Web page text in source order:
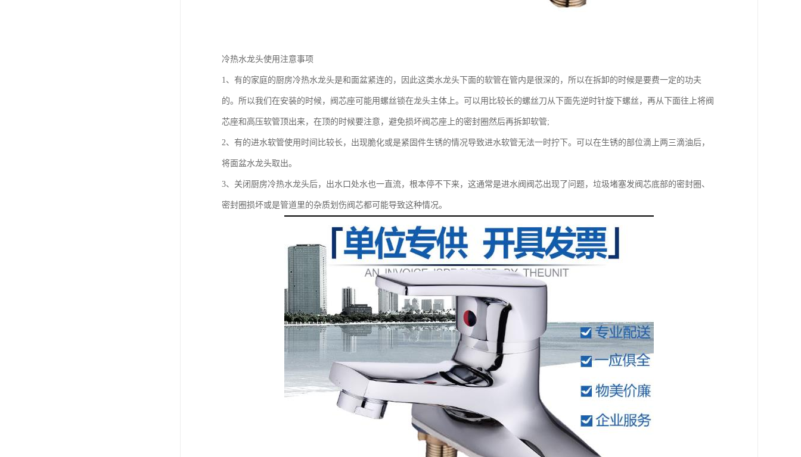
冷热水龙头使用注意事项
1、有的家庭的厨房冷热水龙头是和面盆紧连的，因此这类水龙头下面的软管在管内是很深的，所以在拆卸的时候是要费一定的功夫
的。所以我们在安装的时候，阀芯座可能用螺丝锁在龙头主体上。可以用比较长的螺丝刀从下面先逆时针旋下螺丝，再从下面往上将阀
芯座和高压软管顶出来，在顶的时候要注意，避免损坏阀芯座上的密封圈然后再拆卸软管;
2、有的进水软管使用时间比较长，出现脆化或是紧固件生锈的情况导致进水软管无法一时拧下。可以在生锈的部位滴上两三滴油后，
将面盆水龙头取出。
3、关闭厨房冷热水龙头后，出水口处水也一直流，根本停不下来，这通常是进水阀阀芯出现了问题，垃圾堵塞发阀芯底部的密封圈、
密封圈损坏或是管道里的杂质划伤阀芯都可能导致这种情况。